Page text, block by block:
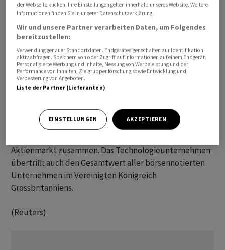
Der Börsenwert von 3,92 Billionen Dollar liegt über der
vonAppleim Dezember 2024 erreichten Bestmarke von
3,915 Billionen Dollar.
Billionen Dollar momentan auf Rang drei hinter
Microsoft, die einen Wert von 3,7 Billionen vorweisen
können.
vergangenen vier Jahren fast verachtfacht. Nach
Angaben der LSEG hat
Nvidiainzwischen eine höhere
Aktienmarkt zusammen. Das Technologieunternehmen
übertrifft auch den Gesamtwert aller börsennotierten
Unternehmen im Vereinigten Königreich
Grossbritanniens.
(Reuters)
der Webseite klicken. Ihre Einstellungen gelten innerhalb unseres Website. Weitere
Informationen finden Sie in unserer Datenschutzerklärung.
Wir und unsere Partner verarbeiten Daten, um Folgendes
bereitzustellen:
Verwendung genauer Standortdaten. Endgeräteeigenschaften zur Identifikation
aktiv abfragen. Speichern von oder Zugriff auf Informationen auf einem Endgerät.
Personalisierte Werbung und Inhalte, Messung von Werbeleistung und der
Performance von Inhalten, Zielgruppenforschung sowie Entwicklung und
Verbesserung von Angeboten.
Liste der Partner (Lieferanten)
EINSTELLUNGEN AKZEPTIEREN